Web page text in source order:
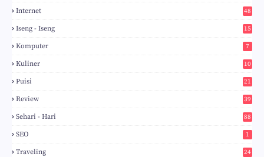
Internet 48
Iseng - Iseng 15
Komputer 7
Kuliner 10
Puisi 21
Review 39
Sehari - Hari 88
SEO 1
Traveling 24